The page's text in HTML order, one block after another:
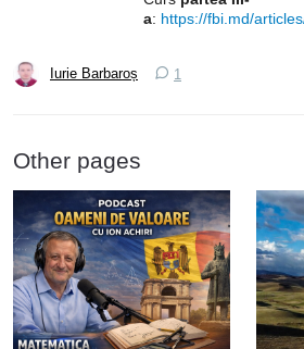
a: https://fbi.md/
Iurie Barbaroș 1
Other pages